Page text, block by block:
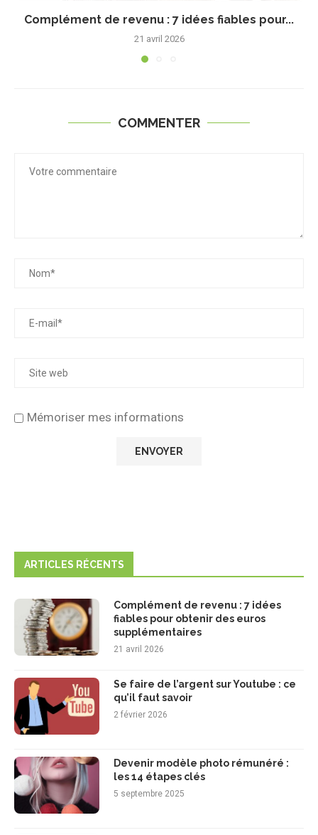
Complément de revenu : 7 idées fiables pour...
21 avril 2026
COMMENTER
Mémoriser mes informations
ARTICLES RÉCENTS
Complément de revenu : 7 idées
fiables pour obtenir des euros
supplémentaires
21 avril 2026
Se faire de l’argent sur Youtube : ce
qu’il faut savoir
2 février 2026
Devenir modèle photo rémunéré :
les 14 étapes clés
5 septembre 2025